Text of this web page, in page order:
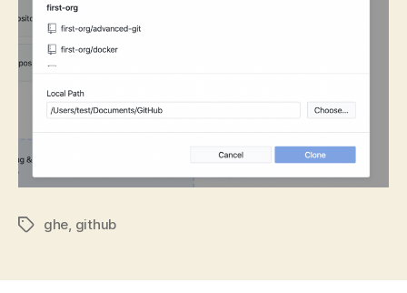
标
ghe, github